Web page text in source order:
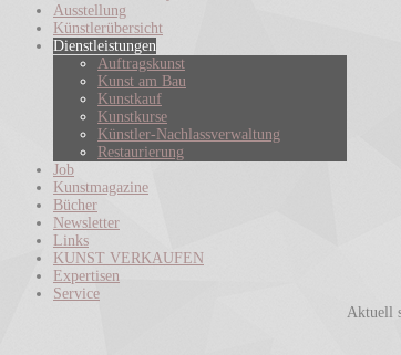
Ausstellung
Künstlerübersicht
Dienstleistungen
Auftragskunst
Kunst am Bau
Kunstkauf
Kunstkurse
Künstler-Nachlassverwaltung
Restaurierung
Job
Kunstmagazine
Bücher
Newsletter
Links
KUNST VERKAUFEN
Expertisen
Service
Aktuell